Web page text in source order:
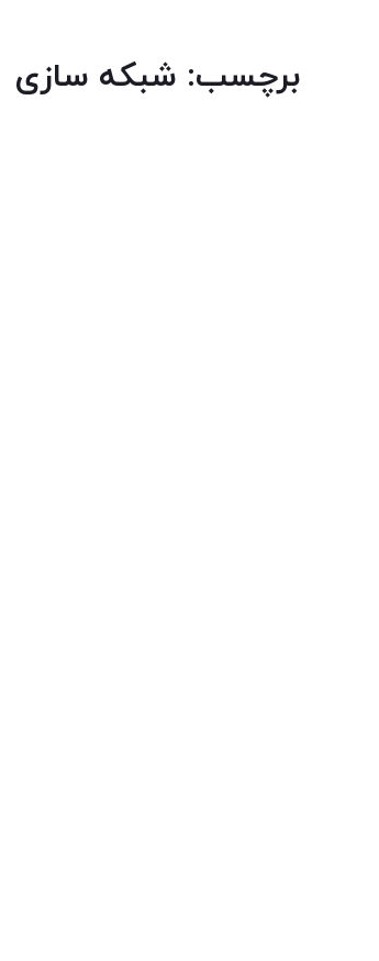
برچسب: شبکه سازی